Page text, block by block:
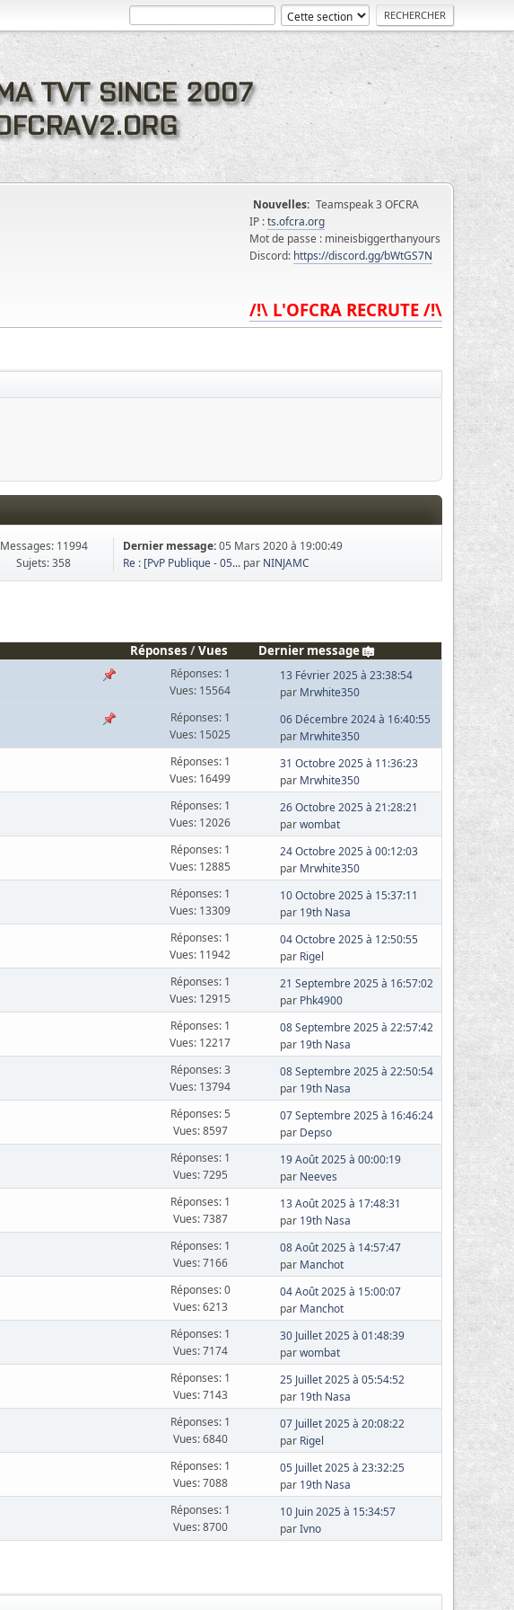
Nouvelles: Teamspeak 3 OFCRA
IP :ts.ofcra.org
Mot de passe : mineisbiggerthanyours
Discord: https://discord.gg/bWtGS7N
/!\ L'OFCRA RECRUTE /!\
Messages: 11994
Sujets: 358
Dernier message:05 Mars 2020 à 19:00:49
Re : [PvP Publique - 05... par NINJAMC
Réponses /Vues
Dernier message
Réponses: 1
Vues: 15564
13 Février 2025 à 23:38:54
par Mrwhite350
Réponses: 1
Vues: 15025
06 Décembre 2024 à 16:40:55
par Mrwhite350
Réponses: 1
Vues: 16499
31 Octobre 2025 à 11:36:23
par Mrwhite350
Réponses: 1
Vues: 12026
26 Octobre 2025 à 21:28:21
parwombat
Réponses: 1
Vues: 12885
24 Octobre 2025 à 00:12:03
par Mrwhite350
Réponses: 1
Vues: 13309
10 Octobre 2025 à 15:37:11
par 19th Nasa
Réponses: 1
Vues: 11942
04 Octobre 2025 à 12:50:55
par Rigel
Réponses: 1
Vues: 12915
21 Septembre 2025 à 16:57:02
par Phk4900
Réponses: 1
Vues: 12217
08 Septembre 2025 à 22:57:42
par 19th Nasa
Réponses: 3
Vues: 13794
08 Septembre 2025 à 22:50:54
par 19th Nasa
Réponses: 5
Vues: 8597
07 Septembre 2025 à 16:46:24
par Depso
Réponses: 1
Vues: 7295
19 Août 2025 à 00:00:19
par Neeves
Réponses: 1
Vues: 7387
13 Août 2025 à 17:48:31
par 19th Nasa
Réponses: 1
Vues: 7166
08 Août 2025 à 14:57:47
par Manchot
Réponses: 0
Vues: 6213
04 Août 2025 à 15:00:07
par Manchot
Réponses: 1
Vues: 7174
30 Juillet 2025 à 01:48:39
parwombat
Réponses: 1
Vues: 7143
25 Juillet 2025 à 05:54:52
par 19th Nasa
Réponses: 1
Vues: 6840
07 Juillet 2025 à 20:08:22
par Rigel
Réponses: 1
Vues: 7088
05 Juillet 2025 à 23:32:25
par 19th Nasa
Réponses: 1
Vues: 8700
10 Juin 2025 à 15:34:57
parIvno